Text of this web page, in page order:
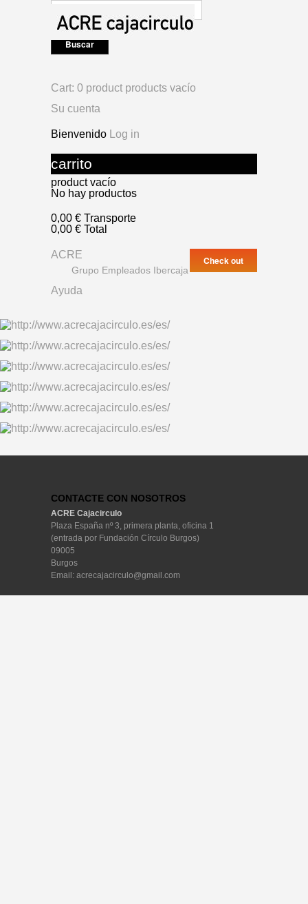
Cart: 0 product products vacío
Su cuenta
Bienvenido Log in
carrito
product vacío
No hay productos
0,00 € Transporte
0,00 € Total
Check out
ACRE
Grupo Empleados Ibercaja
Ayuda
CONTACTE CON NOSOTROS
ACRE Cajacirculo
Plaza España nº 3, primera planta, oficina 1
(entrada por Fundación Círculo Burgos)
09005
Burgos
Email: acrecajacirculo@gmail.com